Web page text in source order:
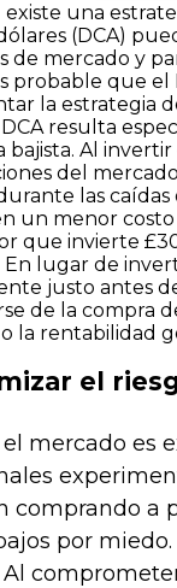
existe una
(DCA)
de mercado y
probable que el
la estrategia
DCA resulta
bajista. Al
del
las
un menor
que invierte
En lugar de
justo antes
de la compra
la rentabilidad
el
mercado es
comprando a
por
Al